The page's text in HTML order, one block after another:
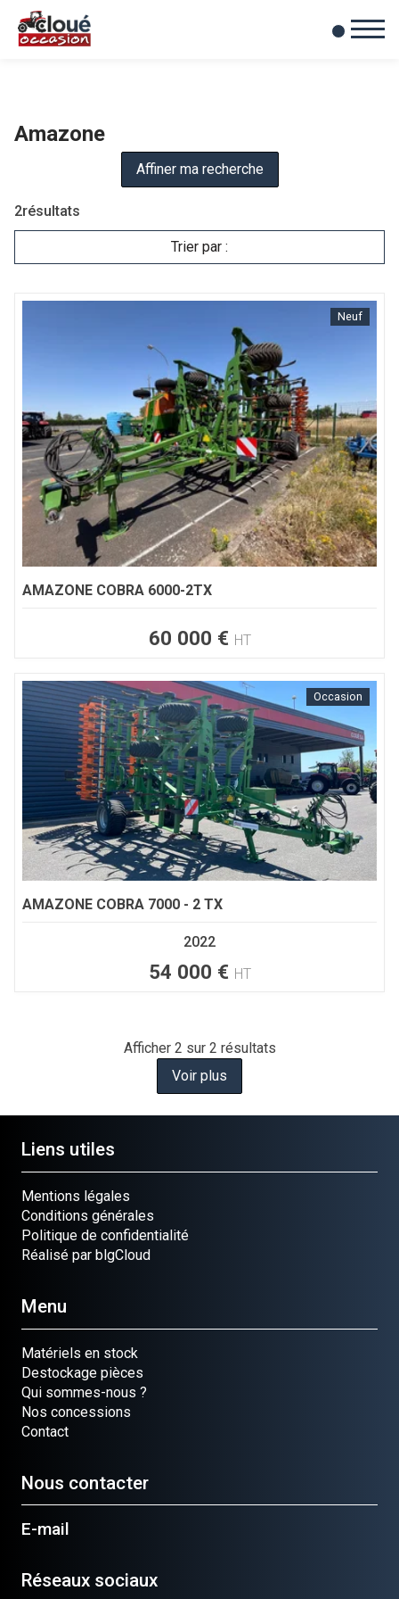
Mes favoris
0
Amazone
2résultats
Trier par :
Affiner ma recherche
Neuf
AMAZONE COBRA 6000-2TX
60 000 € HT
Occasion
AMAZONE COBRA 7000 - 2 TX
2022
54 000 € HT
Afficher 2 sur 2 résultats
Voir plus
Liens utiles
Mentions légales
Conditions générales
Politique de confidentialité
Réalisé par blgCloud
Menu
Matériels en stock
Destockage pièces
Qui sommes-nous ?
Nos concessions
Contact
Nous contacter
E-mail
Réseaux sociaux